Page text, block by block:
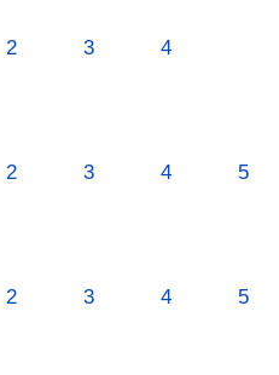
2 3 4
2 3 4 5
2 3 4 5